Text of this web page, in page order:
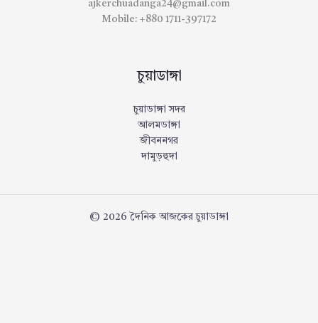
ajkerchuadanga24@gmail.com
Mobile: +880 1711-397172
চুয়াডাঙ্গা
চুয়াডাঙ্গা সদর
আলমডাঙ্গা
জীবননগর
দামুড়হুদা
© 2026 দৈনিক আজকের চুয়াডাঙ্গা